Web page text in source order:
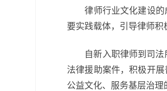
律师行业文化建设的成
要实践载体，引导律师积
自新入职律师到司法所
法律援助案件，积极开
公益文化、服务基层治理